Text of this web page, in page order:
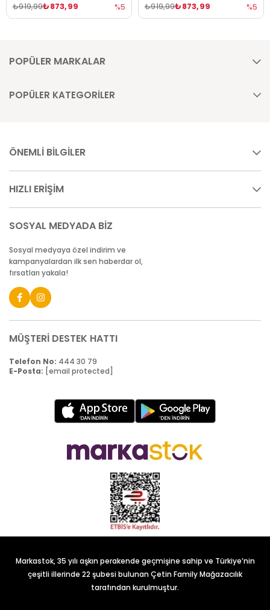
₺873,99
₺919,99 %5 ₺873,99
₺919,99 %5
POPÜLER MARKALAR
POPÜLER KATEGORİLER
ÖNEMLİ BİLGİLER
HIZLI ERİŞİM
SOSYAL MEDYADA BİZ
Sosyal medyaya özel indirim ve
kampanyalardan ilk sen haberdar ol,
fırsatları yakala!
MÜŞTERİ DESTEK HATTI
Telefon No: 444 30 79
E-Posta: [email protected]
Markastok, 35 yılı aşkın perakende geçmişine sahip ve Türkiye’nin
çeşitli illerinde 22 şubesi bulunan Çetin Family Mağazacılık
tarafından kurulmuştur.